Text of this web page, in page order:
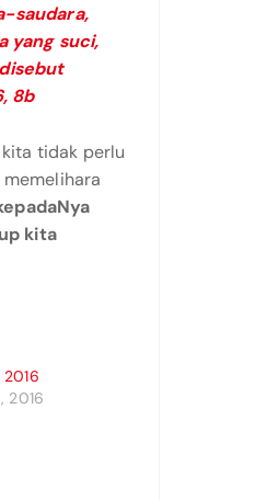
saudara,
yang suci,
8b
tidak perlu
kita
2016
2016